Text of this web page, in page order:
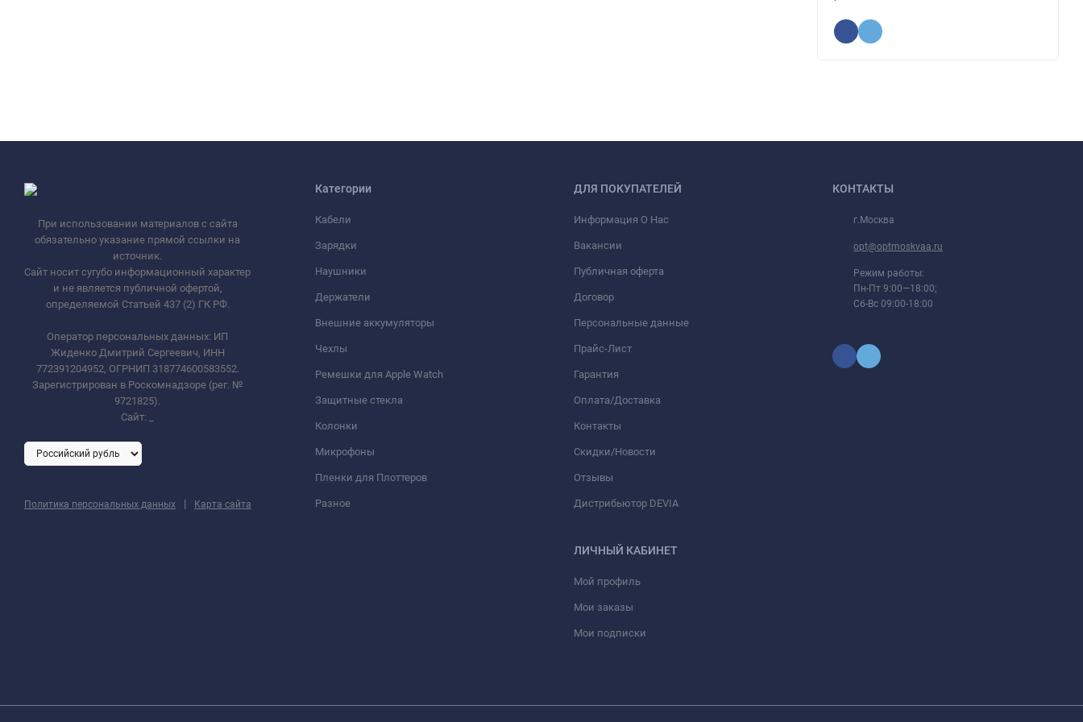
При использовании материалов с сайта
обязательно указание прямой ссылки на
источник.
Сайт носит сугубо информационный характер
и не является публичной офертой,
определяемой Статьей 437 (2) ГК РФ.
Оператор персональных данных: ИП
Жиденко Дмитрий Сергеевич, ИНН
772391204952, ОГРНИП 318774600583552.
Зарегистрирован в Роскомнадзоре (рег. №
9721825).
Сайт:
Политика персональных данных | Карта сайта
Категории
Кабели
Зарядки
Наушники
Держатели
Внешние аккумуляторы
Чехлы
Ремешки для Apple Watch
Защитные стекла
Колонки
Микрофоны
Пленки для Плоттеров
Разное
ДЛЯ ПОКУПАТЕЛЕЙ
Информация О Нас
Вакансии
Публичная оферта
Договор
Персональные данные
Прайс-Лист
Гарантия
Оплата/Доставка
Контакты
Скидки/Новости
Отзывы
Дистрибьютор DEVIA
ЛИЧНЫЙ КАБИНЕТ
Мой профиль
Мои заказы
Мои подписки
КОНТАКТЫ
г.Москва
opt@optmoskvaa.ru
Режим работы:
Пн-Пт 9:00—18:00;
Сб-Вс 09:00-18:00